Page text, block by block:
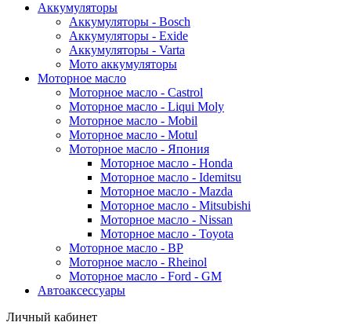
Аккумуляторы
Аккумуляторы - Bosch
Аккумуляторы - Exide
Аккумуляторы - Varta
Мото аккумуляторы
Моторное масло
Моторное масло - Castrol
Моторное масло - Liqui Moly
Моторное масло - Mobil
Моторное масло - Motul
Моторное масло - Япония
Моторное масло - Honda
Моторное масло - Idemitsu
Моторное масло - Mazda
Моторное масло - Mitsubishi
Моторное масло - Nissan
Моторное масло - Toyota
Моторное масло - BP
Моторное масло - Rheinol
Моторное масло - Ford - GM
Автоаксессуары
Личный кабинет